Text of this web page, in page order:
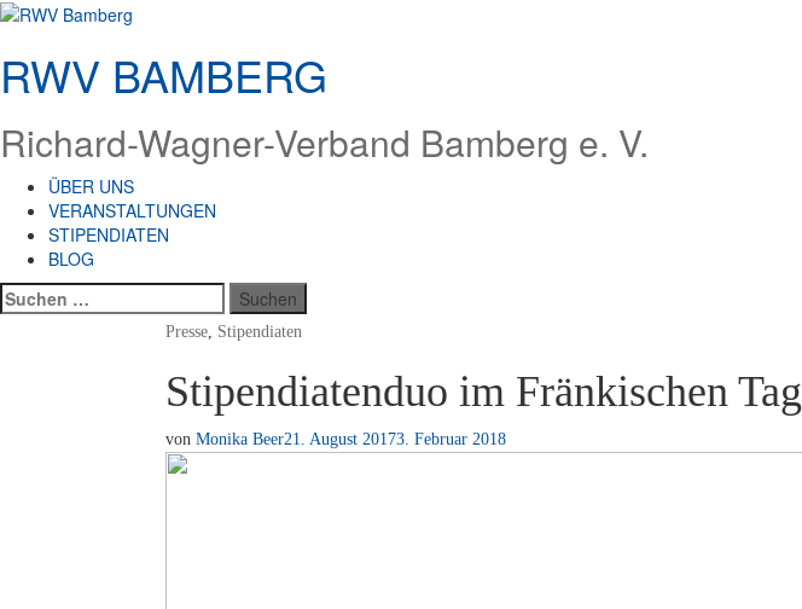
Zum
springen
RWV BAMBERG
Richard-Wagner-Verband Bamberg e. V.
ÜBER UNS
VERANSTALTUNGEN
STIPENDIATEN
BLOG
Suchen
nach:
Presse, Stipendiaten
Stipendiatenduo im Fränkischen Tag
von Monika Beer21. August 20173. Februar 2018